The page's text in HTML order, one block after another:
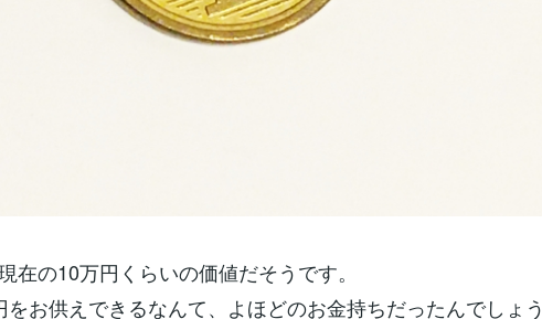
在の10万円くらいの価値だそうです。
をお供えできるなんて、よほどのお金持ちだったんでしょう